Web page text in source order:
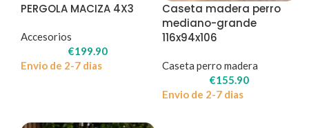
PERGOLA MACIZA 4X3
Accesorios
€199.90
Envio de 2-7 dias
Caseta madera perro
mediano-grande
116x94x106
Caseta perro madera
€155.90
Envio de 2-7 dias